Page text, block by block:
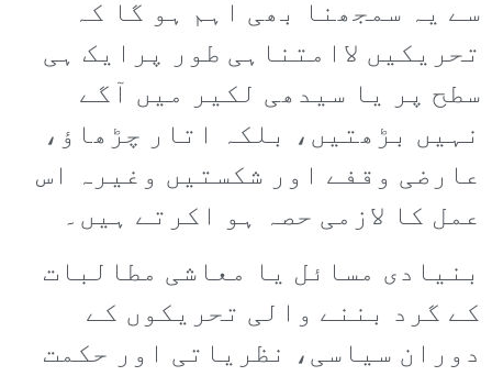
سے یہ سمجھنا بھی اہم ہو گا کہ
تحریکیں لاامتناہی طور پرایک ہی
سطح پر یا سیدھی لکیر میں آگے
نہیں بڑھتیں، بلکہ اتار چڑھاؤ،
عارضی وقفے اور شکستیں وغیرہ اس
عمل کا لازمی حصہ ہو اکرتے ہیں۔
بنیادی مسائل یا معاشی مطالبات
کے گرد بننے والی تحریکوں کے
دوران سیاسی، نظریاتی اور حکمت